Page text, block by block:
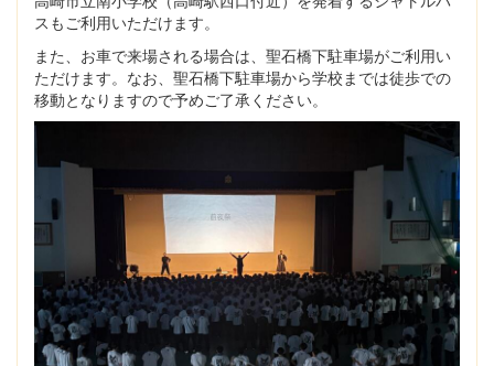
スもご利用いただけます。
また、お車で来場される場合は、聖石橋下駐車場がご利用い
ただけます。なお、聖石橋下駐車場から学校までは徒歩での
移動となりますので予めご了承ください。